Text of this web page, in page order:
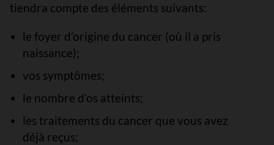
tiendra compte des éléments suivants:
le foyer d’origine du cancer (où il a pris
naissance);
vos symptômes;
le nombre d’os atteints;
les traitements du cancer que vous avez
déjà reçus;